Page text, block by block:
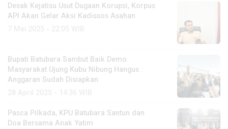
Desak Kejatisu Usut Dugaan Korupsi, Korpus
API Akan Gelar Aksi Kadissos Asahan
Bupati Batubara Sambut Baik Demo
Masyarakat Ujung Kubu Nibung Hangus :
Anggaran Sudah Disiapkan
Pasca Pilkada, KPU Batubara Santun dan
Doa Bersama Anak Yatim